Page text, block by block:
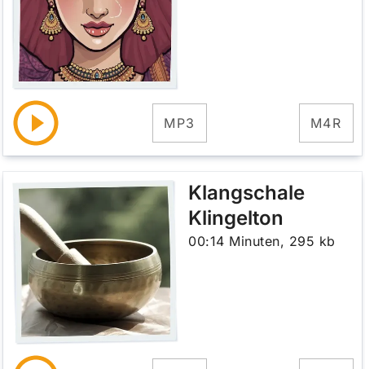
MP3 M4R
Klangschale
Klingelton
00:14 Minuten, 295 kb